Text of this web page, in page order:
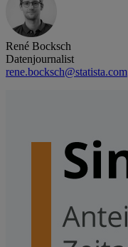
René Bocksch
Datenjournalist
rene.bocksch@statista.com